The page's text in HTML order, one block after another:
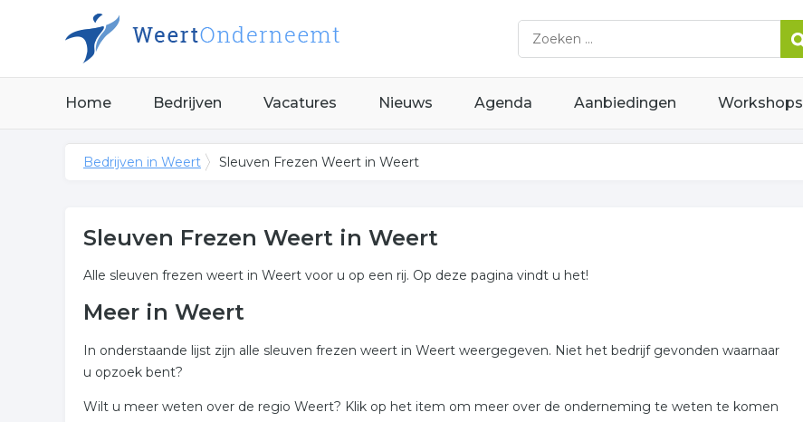
Home Bedrijven Vacatures Nieuws Agenda Aanbiedingen Workshops
Bedrijven in Weert Sleuven Frezen Weert in Weert
Sleuven Frezen Weert in Weert
Alle sleuven frezen weert in Weert voor u op een rij. Op deze pagina vindt u het!
Meer in Weert
In onderstaande lijst zijn alle sleuven frezen weert in Weert weergegeven. Niet het bedrijf gevonden waarnaar
u opzoek bent?
Wilt u meer weten over de regio Weert? Klik op het item om meer over de onderneming te weten te komen